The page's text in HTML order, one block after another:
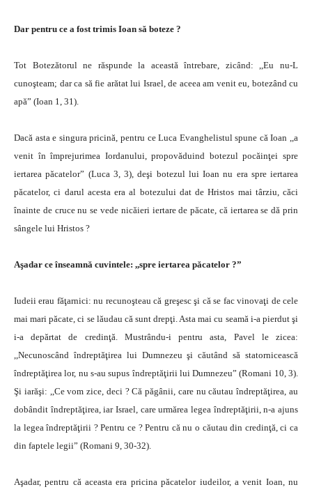
Dar pentru ce a fost trimis Ioan să boteze ?
Tot Botezătorul ne răspunde la această întrebare, zicând: ,,Eu nu-L
cunoşteam; dar ca să fie arătat lui Israel, de aceea am venit eu, botezând cu
apă” (Ioan 1, 31).
Dacă asta e singura pricină, pentru ce Luca Evanghelistul spune că Ioan ,,a
venit în împrejurimea Iordanului, propovăduind botezul pocăinţei spre
iertarea păcatelor” (Luca 3, 3), deşi botezul lui Ioan nu era spre iertarea
păcatelor, ci darul acesta era al botezului dat de Hristos mai târziu, căci
înainte de cruce nu se vede nicăieri iertare de păcate, că iertarea se dă prin
sângele lui Hristos ?
Aşadar ce înseamnă cuvintele: ,,spre iertarea păcatelor ?”
Iudeii erau făţarnici: nu recunoşteau că greşesc şi că se fac vinovaţi de cele
mai mari păcate, ci se lăudau că sunt drepţi. Asta mai cu seamă i-a pierdut şi
i-a depărtat de credinţă. Mustrându-i pentru asta, Pavel le zicea:
,,Necunoscând îndreptăţirea lui Dumnezeu şi căutând să statornicească
îndreptăţirea lor, nu s-au supus îndreptăţirii lui Dumnezeu” (Romani 10, 3).
Şi iarăşi: ,,Ce vom zice, deci ? Că păgânii, care nu căutau îndreptăţirea, au
dobândit îndreptăţirea, iar Israel, care urmărea legea îndreptăţirii, n-a ajuns
la legea îndreptăţirii ? Pentru ce ? Pentru că nu o căutau din credinţă, ci ca
din faptele legii” (Romani 9, 30-32).
Aşadar, pentru că aceasta era pricina păcatelor iudeilor, a venit Ioan, nu